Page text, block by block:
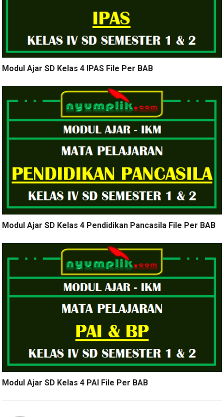
Modul Ajar SD Kelas 4 IPAS File Per BAB
Modul Ajar SD Kelas 4 Pendidikan Pancasila File Per BAB
Modul Ajar SD Kelas 4 PAI File Per BAB